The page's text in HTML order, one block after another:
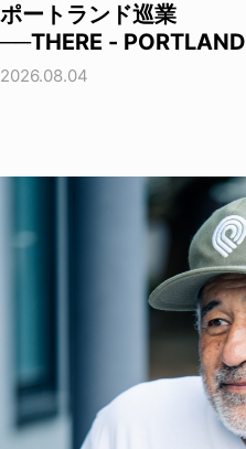
ポートランド巡業
──THERE - PORTLAND
2026.08.04